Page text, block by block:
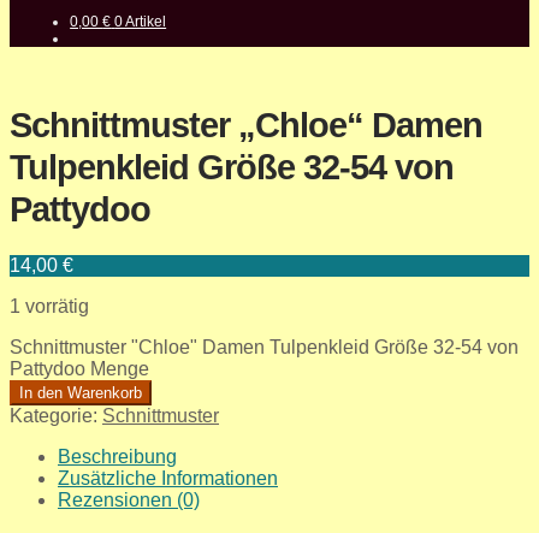
0,00€ 0 Artikel
Schnittmuster „Chloe“ Damen
Tulpenkleid Größe 32-54 von
Pattydoo
14,00 €
1 vorrätig
Schnittmuster "Chloe" Damen Tulpenkleid Größe 32-54 von
Pattydoo Menge
In den Warenkorb
Kategorie: Schnittmuster
Beschreibung
Zusätzliche Informationen
Rezensionen (0)